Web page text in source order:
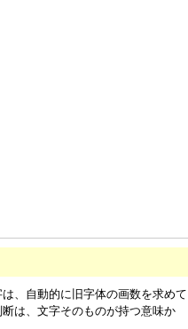
、自動的に旧字体の画数を求めて
は、文字そのものが持つ意味か